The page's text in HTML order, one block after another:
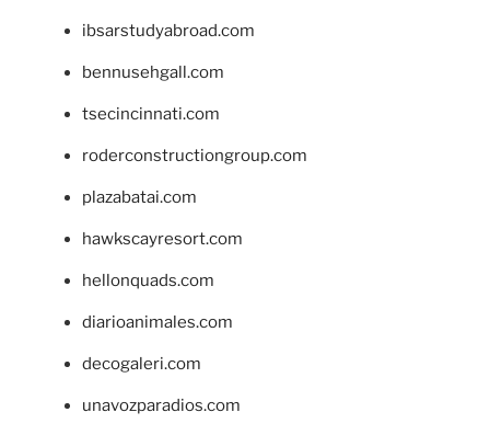
ibsarstudyabroad.com
bennusehgall.com
tsecincinnati.com
roderconstructiongroup.com
plazabatai.com
hawkscayresort.com
hellonquads.com
diarioanimales.com
decogaleri.com
unavozparadios.com